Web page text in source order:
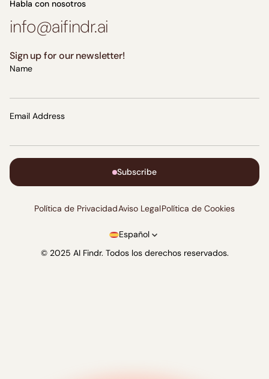
Habla con nosotros
info@aifindr.ai
Sign up for our newsletter!
Name
Email Address
Subscribe
© 2025 AI Findr. Todos los derechos reservados.
Política de PrivacidadAviso LegalPolítica de Cookies
Español